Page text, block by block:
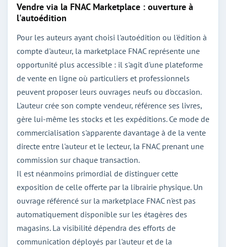
Vendre via la FNAC Marketplace : ouverture à
l'autoédition
Pour les auteurs ayant choisi l'autoédition ou l'édition à
compte d'auteur, la marketplace FNAC représente une
opportunité plus accessible : il s'agit d'une plateforme
de vente en ligne où particuliers et professionnels
peuvent proposer leurs ouvrages neufs ou d'occasion.
L'auteur crée son compte vendeur, référence ses livres,
gère lui-même les stocks et les expéditions. Ce mode de
commercialisation s'apparente davantage à de la vente
directe entre l'auteur et le lecteur, la FNAC prenant une
commission sur chaque transaction.
Il est néanmoins primordial de distinguer cette
exposition de celle offerte par la librairie physique. Un
ouvrage référencé sur la marketplace FNAC n'est pas
automatiquement disponible sur les étagères des
magasins. La visibilité dépendra des efforts de
communication déployés par l'auteur et de la